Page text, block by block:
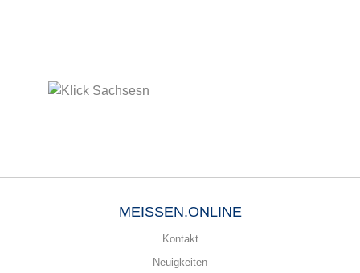
MEISSEN.ONLINE
Kontakt
Neuigkeiten